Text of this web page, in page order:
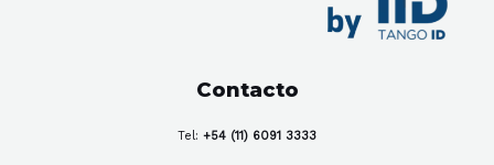
Contacto
Tel: +54 (11) 6091 3333